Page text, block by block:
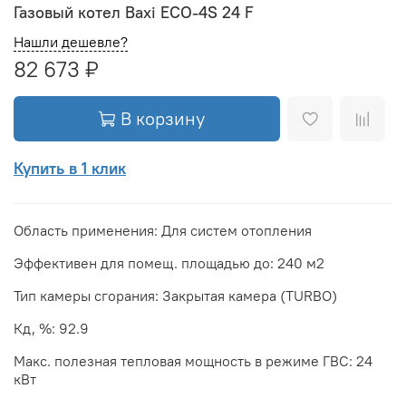
Газовый котел Baxi ECO-4S 24 F
Нашли дешевле?
82 673 ₽
В корзину
Купить в 1 клик
Область применения: Для систем отопления
Эффективен для помещ. площадью до: 240 м2
Тип камеры сгорания: Закрытая камера (TURBO)
Кд, %: 92.9
Макс. полезная тепловая мощность в режиме ГВС: 24
кВт